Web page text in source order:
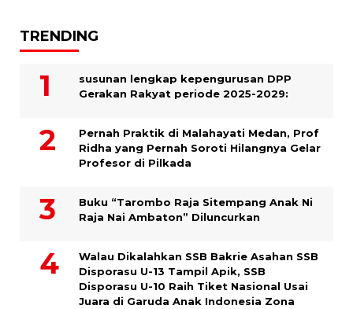
TRENDING
susunan lengkap kepengurusan DPP
Gerakan Rakyat periode 2025-2029:
Pernah Praktik di Malahayati Medan, Prof
Ridha yang Pernah Soroti Hilangnya Gelar
Profesor di Pilkada
Buku “Tarombo Raja Sitempang Anak Ni
Raja Nai Ambaton” Diluncurkan
Walau Dikalahkan SSB Bakrie Asahan SSB
Disporasu U-13 Tampil Apik, SSB
Disporasu U-10 Raih Tiket Nasional Usai
Juara di Garuda Anak Indonesia Zona